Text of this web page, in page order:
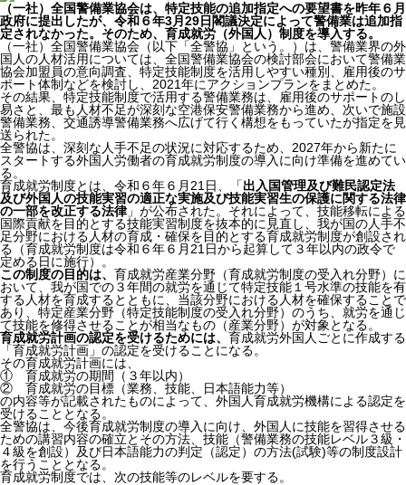
（一社）全国警備業協会は、特定技能の追加指定への要望書を昨年６月
政府に提出したが、令和６年3月29日閣議決定によって警備業は追加指
定されなかった。そのため、育成就労（外国人）制度を導入する。
（一社）全国警備業協会（以下「全警協」という。）は、警備業界の外
国人の人材活用については、全国警備業協会の検討部会において警備業
協会加盟員の意向調査、特定技能制度を活用しやすい種別、雇用後のサ
ポート体制などを検討し、2021年にアクションプランをまとめた。
その結果、特定技能制度で活用する警備業務は、雇用後のサポートのし
易さと、最も人材不足が深刻な空港保安警備業務から進め、次いで施設
警備業務、交通誘導警備業務へ広げて行く構想をもっていたが指定を見
送られた。
全警協は、深刻な人手不足の状況に対応するため、2027年から新たに
スタートする外国人労働者の育成就労制度の導入に向け準備を進めてい
る。
育成就労制度とは、令和６年６月21日、「出入国管理及び難民認定法
及び外国人の技能実習の適正な実施及び技能実習生の保護に関する法律
の一部を改正する法律」が公布された。それによって、技能移転による
国際貢献を目的とする技能実習制度を抜本的に見直し、我が国の人手不
足分野における人材の育成・確保を目的とする育成就労制度が創設され
る（育成就労制度は令和６年６月21日から起算して３年以内の政令で
定める日に施行）。
この制度の目的は、 育成就労産業分野（育成就労制度の受入れ分野）に
おいて、我が国での３年間の就労を通じて特定技能１号水準の技能を有
する人材を育成するとともに、当該分野における人材を確保することで
あり、特定産業分野（特定技能制度の受入れ分野）のうち、就労を通じ
て技能を修得させることが相当なもの（産業分野）が対象となる。
育成就労計画の認定を受けるためには、 育成就労外国人ごとに作成する
「育成就労計画」の認定を受けることになる。
その育成就労計画には、
① 育成就労の期間（３年以内）
② 育成就労の目標（業務、技能、日本語能力等）
の内容等が記載されたものによって、外国人育成就労機構による認定を
受けることとなる。
全警協は、今後育成就労制度の導入に向け、外国人に技能を習得させる
ための講習内容の確立とその方法、技能（警備業務の技能レベル３級・
４級を創設）及び日本語能力の判定（認定）の方法(試験)等の制度設計
を行うこととなる。
育成就労制度では、次の技能等のレベルを要する。